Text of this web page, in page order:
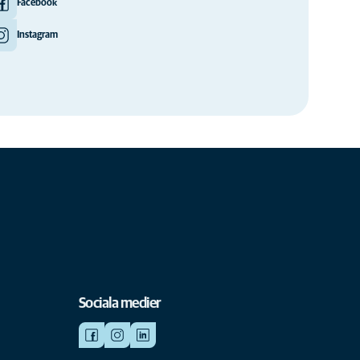
Facebook
Instagram
Sociala medier